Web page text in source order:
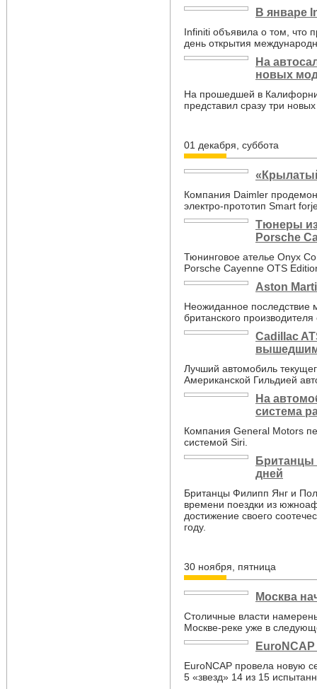
В январе
Infiniti объявила о том, что
день открытия
На
новых
На прошедшей в
представил сразу три
01 декабря, суббота
Компания Daimler
электро-прототип Smart
Тюнеры
Porsche
Тюнинговое ателье Onyx
Porsche Cayenne OTS
Aston
Неожиданное последствие
британского
Cadillac
вышедшим
Лучший автомобиль
Американской Гильдией
На
система
Компания General Motors
системой Siri.
Британцы
дней
Британцы Филипп Янг и
времени поездки из
достижение своего
году.
30 ноября, пятница
Москва
Столичные власти
Москве-реке уже в
EuroNCAP провела новую
5 «звезд» 14 из 15